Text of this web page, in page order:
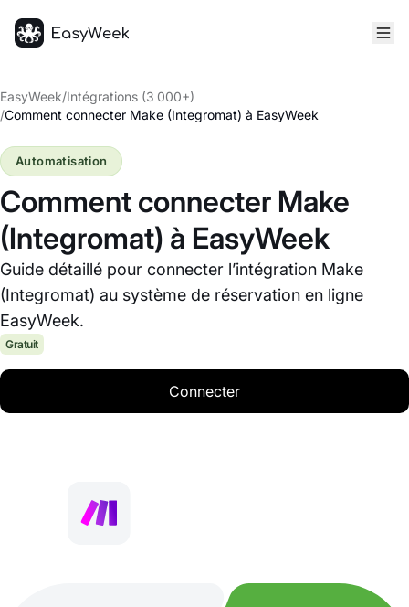
EasyWeek/Intégrations (3 000+)
/Comment connecter Make (Integromat) à EasyWeek
Comment connecter Make
(Integromat) à EasyWeek
Guide détaillé pour connecter l’intégration Make
(Integromat) au système de réservation en ligne
EasyWeek.
Automatisation
Gratuit
Connecter